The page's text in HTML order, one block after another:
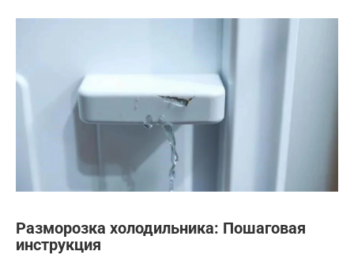
Разморозка холодильника: Пошаговая
инструкция